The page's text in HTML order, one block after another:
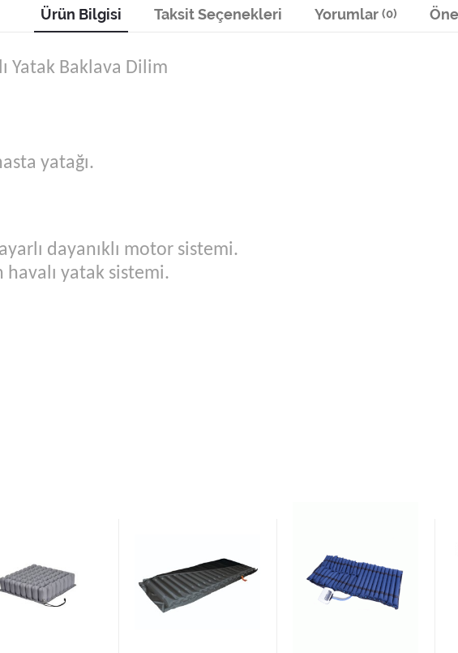
Ürün Bilgisi Taksit Seçenekleri Yorumlar (0)
Yatak Baklava Dilim
yatağı.
dayanıklı motor sistemi.
havalı yatak sistemi.